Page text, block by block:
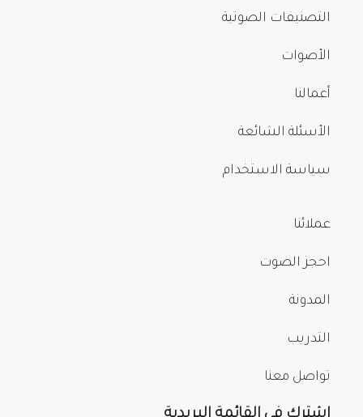
التصنيفات الصوتية
الأصوات
أعمالنا
الأسئلة الشائعة
سياسة الاستخدام
عملائنا
احجز الصوت
المدونة
التدريب
تواصل معنا